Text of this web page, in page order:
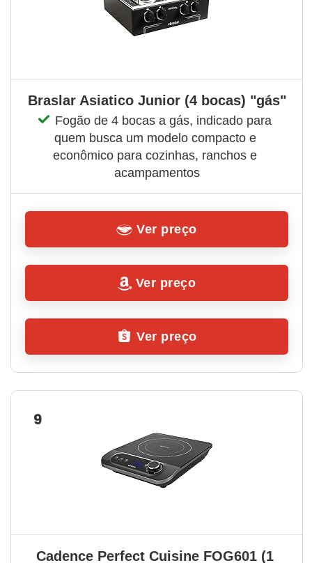
Braslar Asiatico Junior (4 bocas) "gás"
Fogão de 4 bocas a gás, indicado para
quem busca um modelo compacto e
econômico para cozinhas, ranchos e
acampamentos
Ver preço
Ver preço
Ver preço
9
Cadence Perfect Cuisine FOG601 (1